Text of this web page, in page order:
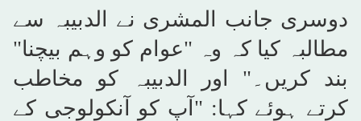
دوسری جانب المشری نے الدبیبہ سے
مطالبہ کیا کہ وہ "عوام کو وہم بیچنا"
بند کریں۔" اور الدبیبہ کو مخاطب
کرتے ہوئے کہا: "آپ کو آنکولوجی کے